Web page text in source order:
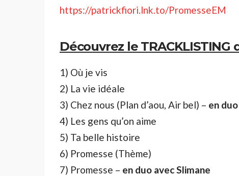
https://patrickfiori.lnk.to/PromesseEM
Découvrez le
1) Où je vis
2) La vie idéale
3) Chez nous (Plan d’aou, Air bel) – en
4) Les gens qu’on aime
5) Ta belle histoire
6) Promesse (Thème)
7) Promesse – en duo avec Slimane